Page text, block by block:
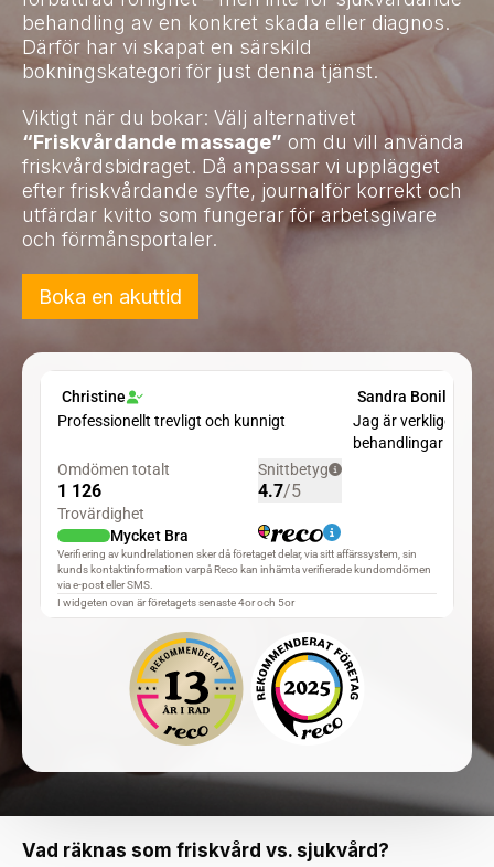
behandling av en konkret skada eller diagnos.
Därför har vi skapat en särskild
bokningskategori för just denna tjänst.
Viktigt när du bokar: Välj alternativet
“Friskvårdande massage” om du vill använda
friskvårdsbidraget. Då anpassar vi upplägget
efter friskvårdande syfte, journalför korrekt och
utfärdar kvitto som fungerar för arbetsgivare
och förmånsportaler.
Boka en akuttid
Vad räknas som friskvård vs. sjukvård?